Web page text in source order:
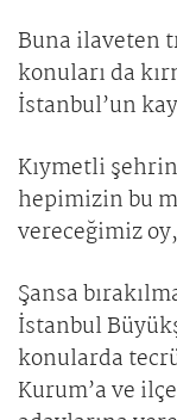
Buna ilaveten
konuları da
İstanbul’un
Kıymetli
hepimizin bu
vereceğimiz
Şansa
İstanbul
konularda
Kurum’a ve